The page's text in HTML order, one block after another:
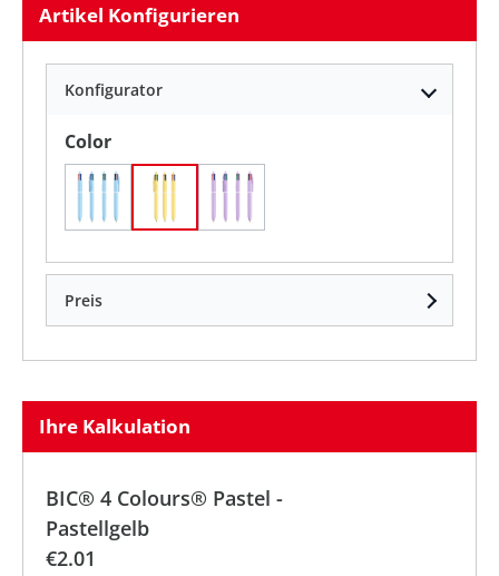
Artikel Konfigurieren
Konfigurator
Colorauswählen
PastellblauPastellgelb
Preis
Ihre Kalkulation
BIC® 4 Colours® Pastel -
Pastellgelb
€2.01